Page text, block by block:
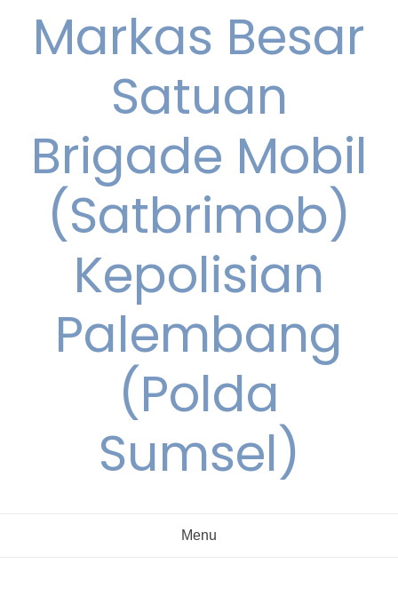
Markas Besar
Satuan
Brigade Mobil
(Satbrimob)
Kepolisian
Palembang
(Polda
Sumsel)
Menu